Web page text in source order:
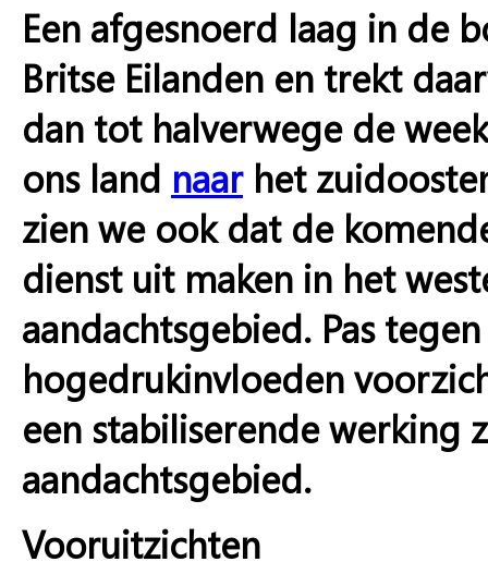
Een afgesnoerd laag in de
Britse Eilanden en trekt
dan tot halverwege de
ons land naarhet
zien we ook dat de
dienst uit maken in het
aandachtsgebied. Pas
hogedrukinvloeden
een stabiliserende werking
aandachtsgebied.
Vooruitzichten